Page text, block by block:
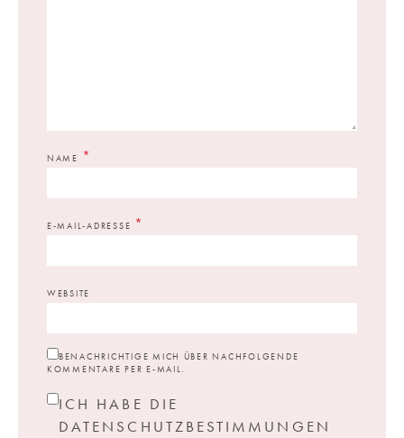
NAME *
E-MAIL-ADRESSE *
WEBSITE
BENACHRICHTIGE MICH ÜBER NACHFOLGENDE
KOMMENTARE PER E-MAIL.
ICH HABE DIE
DATENSCHUTZBESTIMMUNGEN